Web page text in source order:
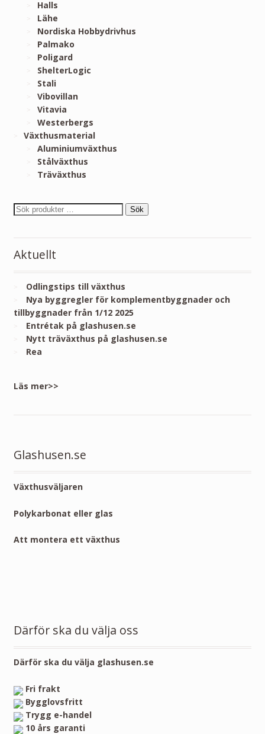
Halls
Lähe
Nordiska Hobbydrivhus
Palmako
Poligard
ShelterLogic
Stali
Vibovillan
Vitavia
Westerbergs
Växthusmaterial
Aluminiumväxthus
Stålväxthus
Träväxthus
Sök
Aktuellt
Odlingstips till växthus
Nya byggregler för komplementbyggnader och
tillbyggnader från 1/12 2025
Entrétak på glashusen.se
Nytt träväxthus på glashusen.se
Rea
Läs mer>>
Glashusen.se
Växthusväljaren
Polykarbonat eller glas
Att montera ett växthus
Därför ska du välja oss
Därför ska du välja glashusen.se
Fri frakt
Bygglovsfritt
Trygg e-handel
10 års garanti